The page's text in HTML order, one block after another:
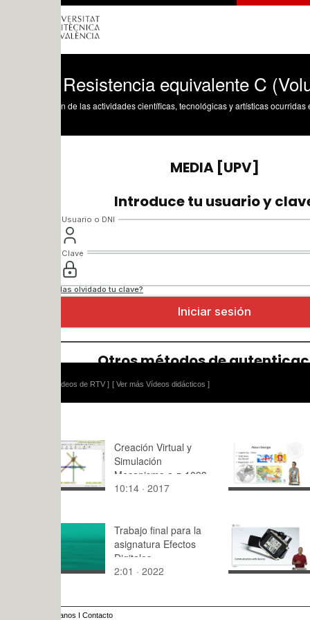
equivalente C (Volumen
de las actividades científicas, tecnológicas y artísticas ocurridas en los tres
[ Ver más Vídeos didácticos ]
Creación Virtual y
Simulación
Mecanismo a-z-1093
con Cosmos Motion -
10:14 · 2017
BSU.:
8:17 · 2015
Trabajo final para la
asignatura Efectos
2:01 · 2022
Bluetooth
2:23 · 2015